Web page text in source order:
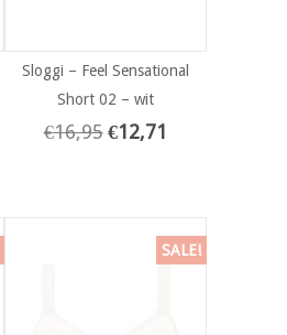
Sloggi – Feel Sensational
Short 02 – wit
€16,95 €12,71
SALE!